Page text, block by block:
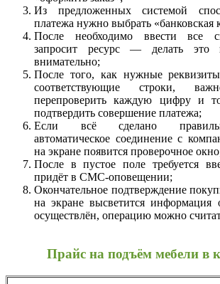
Из предложенных системой
платежа нужно выбрать «банковская
После необходимо ввести все
запросит ресурс — делать это
внимательно;
После того, как нужные
соответствующие строки,
перепроверить каждую цифру и
подтвердить совершение платежа;
Если всё сделано
автоматическое соединение с
на экране появится проверочное
После в пустое поле требуется
придёт в СМС-оповещении;
Окончательное подтверждение
на экране высветится
осуществлён, операцию можно
Прайс на подъём мебели в